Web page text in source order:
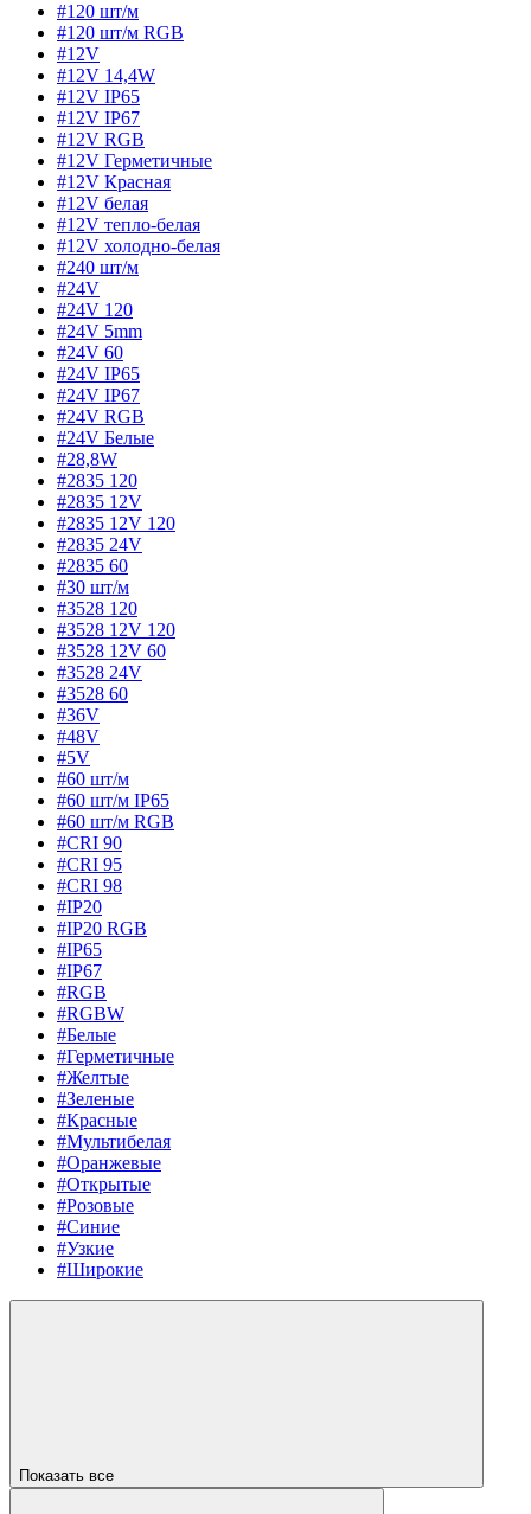
#120 шт/м
#120 шт/м RGB
#12V
#12V 14,4W
#12V IP65
#12V IP67
#12V RGB
#12V Герметичные
#12V Красная
#12V белая
#12V тепло-белая
#12V холодно-белая
#240 шт/м
#24V
#24V 120
#24V 5mm
#24V 60
#24V IP65
#24V IP67
#24V RGB
#24V Белые
#28,8W
#2835 120
#2835 12V
#2835 12V 120
#2835 24V
#2835 60
#30 шт/м
#3528 120
#3528 12V 120
#3528 12V 60
#3528 24V
#3528 60
#36V
#48V
#5V
#60 шт/м
#60 шт/м IP65
#60 шт/м RGB
#CRI 90
#CRI 95
#CRI 98
#IP20
#IP20 RGB
#IP65
#IP67
#RGB
#RGBW
#Белые
#Герметичные
#Желтые
#Зеленые
#Красные
#Мультибелая
#Оранжевые
#Открытые
#Розовые
#Синие
#Узкие
#Широкие
Показать все